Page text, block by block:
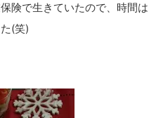
険で生きていたので、時間は
(笑)